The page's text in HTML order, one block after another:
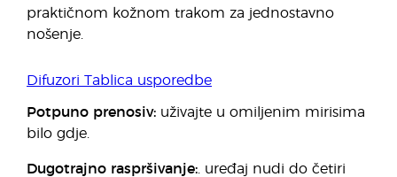
praktičnom kožnom trakom za jednostavno
nošenje.
Difuzori Tablica usporedbe
Potpuno prenosiv: uživajte u omiljenim mirisima
bilo gdje.
Dugotrajno raspršivanje: . uređaj nudi do četiri